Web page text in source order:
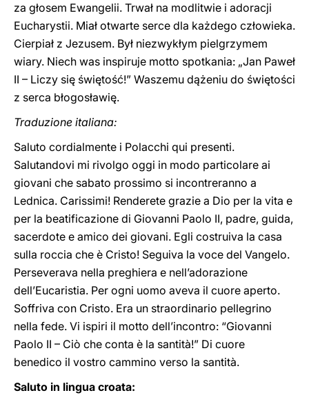
za głosem Ewangelii. Trwał na modlitwie i adoracji
Eucharystii. Miał otwarte serce dla każdego człowieka.
Cierpiał z Jezusem. Był niezwykłym pielgrzymem
wiary. Niech was inspiruje motto spotkania: „Jan Paweł
II – Liczy się świętość!” Waszemu dążeniu do świętości
z serca błogosławię.
Traduzione italiana:
Saluto cordialmente i Polacchi qui presenti.
Salutandovi mi rivolgo oggi in modo particolare ai
giovani che sabato prossimo si incontreranno a
Lednica. Carissimi! Renderete grazie a Dio per la vita e
per la beatificazione di Giovanni Paolo II, padre, guida,
sacerdote e amico dei giovani. Egli costruiva la casa
sulla roccia che è Cristo! Seguiva la voce del Vangelo.
Perseverava nella preghiera e nell’adorazione
dell’Eucaristia. Per ogni uomo aveva il cuore aperto.
Soffriva con Cristo. Era un straordinario pellegrino
nella fede. Vi ispiri il motto dell’incontro: “Giovanni
Paolo II – Ciò che conta è la santità!” Di cuore
benedico il vostro cammino verso la santità.
Saluto in lingua croata: